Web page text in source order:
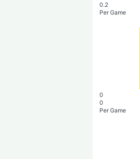
0.2
Per Game
0
0
Per Game